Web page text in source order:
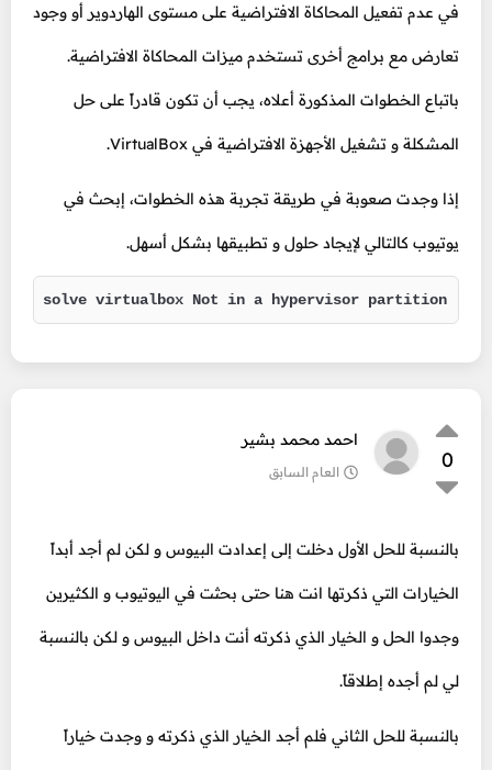
في عدم تفعيل المحاكاة الافتراضية على مستوى الهاردوير أو وجود
تعارض مع برامج أخرى تستخدم ميزات المحاكاة الافتراضية.
باتباع الخطوات المذكورة أعلاه، يجب أن تكون قادراً على حل
المشكلة و تشغيل الأجهزة الافتراضية في VirtualBox.
إذا وجدت صعوبة في طريقة تجربة هذه الخطوات، إبحث في
يوتيوب كالتالي لإيجاد حلول و تطبيقها بشكل أسهل.
solve virtualbox Not in a hypervisor partition
0
احمد محمد بشير
العام السابق
بالنسبة للحل الأول دخلت إلى إعدادت البيوس و لكن لم أجد أبداً
الخيارات التي ذكرتها انت هنا حتى بحثت في اليوتيوب و الكثيرين
وجدوا الحل و الخيار الذي ذكرته أنت داخل البيوس و لكن بالنسبة
لي لم أجده إطلاقاً.
بالنسبة للحل الثاني فلم أجد الخيار الذي ذكرته و وجدت خياراً